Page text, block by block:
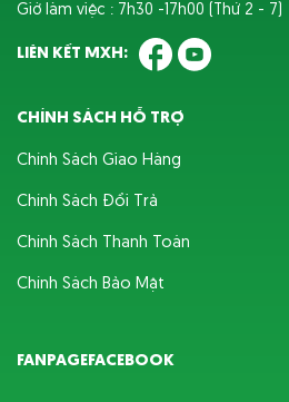
Giờ làm việc : 7h30 -17h00 (Thứ 2 - 7)
LIÊN KẾT MXH:
CHÍNH SÁCH HỖ TRỢ
Chính Sách Giao Hàng
Chính Sách Đổi Trả
Chính Sách Thanh Toán
Chính Sách Bảo Mật
FANPAGEFACEBOOK